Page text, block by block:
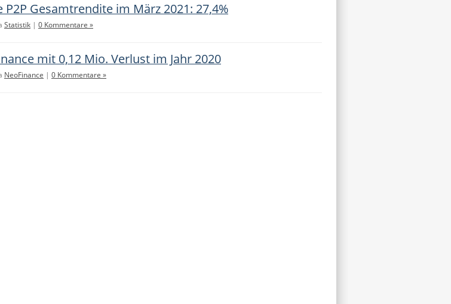
P2P Gesamtrendite im März 2021: 27,4%
Statistik | 0 Kommentare »
mit 0,12 Mio. Verlust im Jahr 2020
NeoFinance | 0 Kommentare »